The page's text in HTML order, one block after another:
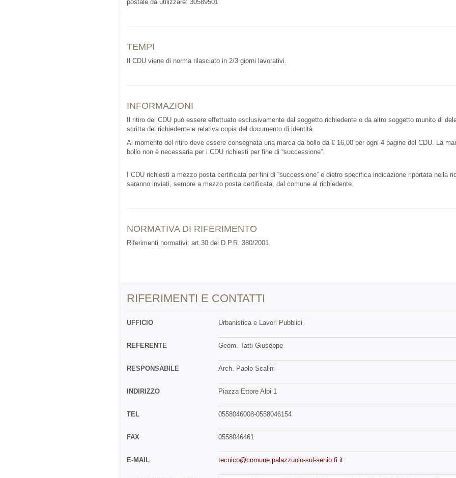
postale da utilizzare: 30589501
TEMPI
Il CDU viene di norma rilasciato in 2/3 giorni lavorativi.
INFORMAZIONI
Il ritiro del CDU può essere effettuato esclusivamente dal soggetto richiedente o da altro soggetto munito di
scritta del richiedente e relativa copia del documento di identità.
Al momento del ritiro deve essere consegnata una marca da bollo da € 16,00 per ogni 4 pagine del CDU. La
bollo non è necessaria per i CDU richiesti per fine di “successione”.
I CDU richiesti a mezzo posta certificata per fini di “successione” e dietro specifica indicazione riportata nella
saranno inviati, sempre a mezzo posta certificata, dal comune al richiedente.
NORMATIVA DI RIFERIMENTO
Riferimenti normativi: art.30 del D.P.R. 380/2001.
RIFERIMENTI E CONTATTI
UFFICIO Urbanistica e Lavori Pubblici
REFERENTE Geom. Tatti Giuseppe
RESPONSABILE Arch. Paolo Scalini
INDIRIZZO Piazza Ettore Alpi 1
TEL 0558046008-0558046154
FAX 0558046461
E-MAIL tecnico@comune.palazzuolo-sul-senio.fi.it